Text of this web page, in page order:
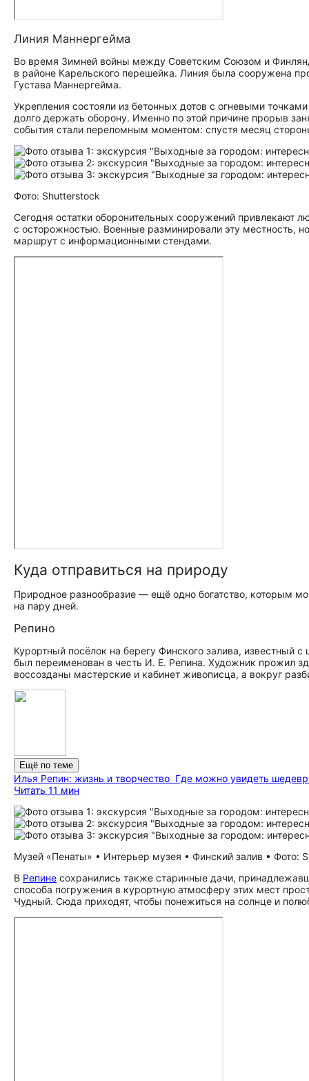
Линия Маннергейма
Во время Зимней войны между Советским Союзом и
в районе Карельского перешейка. Линия была сооружена
Густава Маннергейма.
Укрепления состояли из бетонных дотов с огневыми
долго держать оборону. Именно по этой причине прорыв
события стали переломным моментом: спустя месяц
Фото: Shutterstock
Сегодня остатки оборонительных сооружений привлекают
с осторожностью. Военные разминировали эту местность,
маршрут с информационными стендами.
Куда отправиться на природу
Природное разнообразие — ещё одно богатство, которым
на пару дней.
Репино
Курортный посёлок на берегу Финского залива, известный
был переименован в честь И. Е. Репина. Художник прожил
воссозданы мастерские и кабинет живописца, а вокруг
Ещё по теме
Илья Репин: жизнь и творчество Где можно увидеть
Читать 11 мин
Музей «Пенаты» • Интерьер музея • Финский залив • Фото:
В Репине сохранились также старинные дачи,
способа погружения в курортную атмосферу этих мест
Чудный. Сюда приходят, чтобы понежиться на солнце и